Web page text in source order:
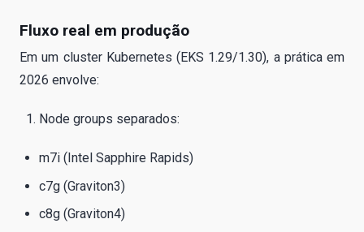
Fluxo real em produção
Em um cluster Kubernetes (EKS 1.29/1.30), a prática em
2026 envolve:
Node groups separados:
m7i (Intel Sapphire Rapids)
c7g (Graviton3)
c8g (Graviton4)